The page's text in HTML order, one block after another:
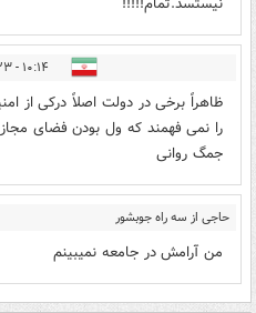
۱۰:۱۴ - ۱۴۰۵/۰۳/۲۳
ظاهراً برخی در دولت اصلاً درکی از
را نمی فهمند که ول بودن فضای
جمگ روانی
حاجی از سه راه جوبشور
قم
من آرامش در جامعه نمیبینم